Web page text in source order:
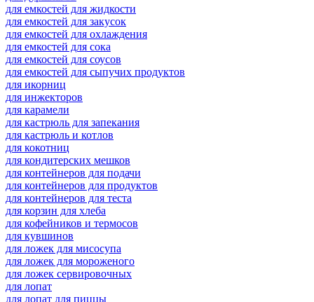
для емкостей для жидкости
для емкостей для закусок
для емкостей для охлаждения
для емкостей для сока
для емкостей для соусов
для емкостей для сыпучих продуктов
для икорниц
для инжекторов
для карамели
для кастрюль для запекания
для кастрюль и котлов
для кокотниц
для кондитерских мешков
для контейнеров для подачи
для контейнеров для продуктов
для контейнеров для теста
для корзин для хлеба
для кофейников и термосов
для кувшинов
для ложек для мисосупа
для ложек для мороженого
для ложек сервировочных
для лопат
для лопат для пиццы